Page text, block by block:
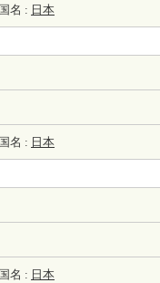
国名 : 日本
国名 : 日本
国名 : 日本